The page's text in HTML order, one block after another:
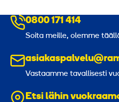
0800 171 414
Soita meille, olemme
Vastaamme tavallisesti
Etsi lähin